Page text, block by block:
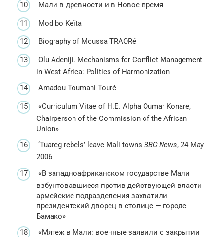
Мали в древности и в Новое время
Modibo Keïta
Biography of Moussa TRAORé
Olu Adeniji. Mechanisms for Conflict Management
in West Africa: Politics of Harmonization
Amadou Toumani Touré
«Curriculum Vitae of H.E. Alpha Oumar Konare,
Chairperson of the Commission of the African
Union»
‘Tuareg rebels’ leave Mali towns BBC News, 24 May
2006
«В западноафриканском государстве Мали
взбунтовавшиеся против действующей власти
армейские подразделения захватили
президентский дворец в столице — городе
Бамако»
«Мятеж в Мали: военные заявили о закрытии